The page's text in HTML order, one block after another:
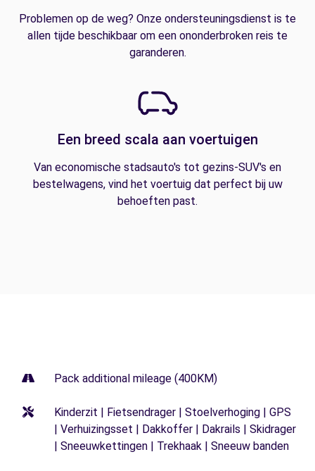
Problemen op de weg? Onze ondersteuningsdienst is te
allen tijde beschikbaar om een ononderbroken reis te
garanderen.
Een breed scala aan voertuigen
Van economische stadsauto's tot gezins-SUV's en
bestelwagens, vind het voertuig dat perfect bij uw
behoeften past.
Pack additional mileage (400KM)
Kinderzit | Fietsendrager | Stoelverhoging | GPS
| Verhuizingsset | Dakkoffer | Dakrails | Skidrager
| Sneeuwkettingen | Trekhaak | Sneeuw banden